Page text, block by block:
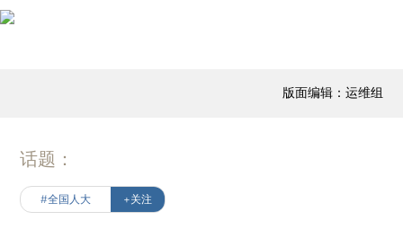
版面编辑：运维组
话题：
#全国人大 +关注